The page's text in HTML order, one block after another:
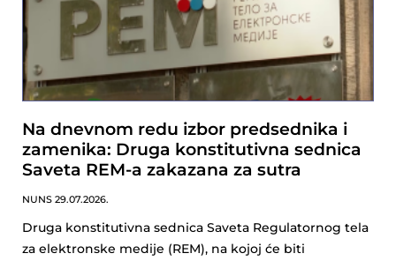
Na dnevnom redu izbor predsednika i
zamenika: Druga konstitutivna sednica
Saveta REM-a zakazana za sutra
NUNS 29.07.2026.
Druga konstitutivna sednica Saveta Regulatornog tela
za elektronske medije (REM), na kojoj će biti